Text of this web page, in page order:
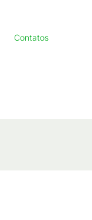
Contatos